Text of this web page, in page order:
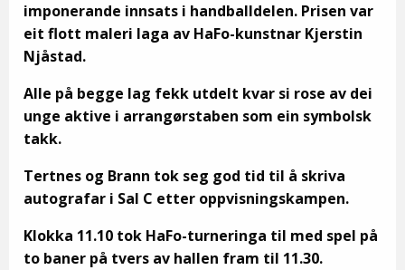
imponerande innsats i handballdelen. Prisen var
eit flott maleri laga av HaFo-kunstnar Kjerstin
Njåstad.
Alle på begge lag fekk utdelt kvar si rose av dei
unge aktive i arrangørstaben som ein symbolsk
takk.
Tertnes og Brann tok seg god tid til å skriva
autografar i Sal C etter oppvisningskampen.
Klokka 11.10 tok HaFo-turneringa til med spel på
to baner på tvers av hallen fram til 11.30.